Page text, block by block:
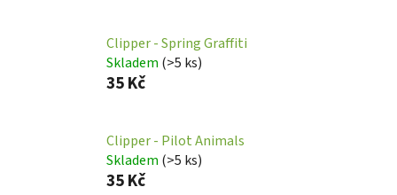
Clipper - Spring Graffiti
Skladem (>5 ks)
35 Kč
Clipper - Pilot Animals
Skladem (>5 ks)
35 Kč